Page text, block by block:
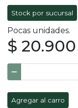
Stock por sucursal
Pocas unidades.
$ 20.900
Agregar al carro